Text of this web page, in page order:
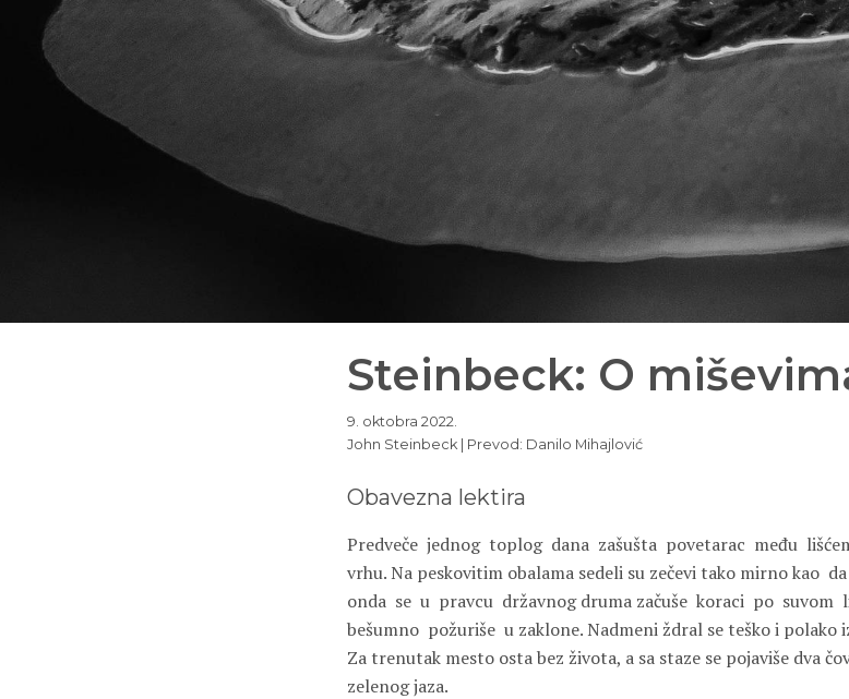
Steinbeck: O
9. oktobra 2022.
John Steinbeck | Prevod: Danilo Mihajlović
Obavezna lektira
Predveče jednog toplog dana zašušta povetarac među
vrhu. Na peskovitim obalama sedeli su zečevi tako mirno kao
onda se u pravcu državnog druma začuše koraci po suvom
bešumno požuriše u zaklone. Nadmeni ždral se teško i
Za trenutak mesto osta bez života, a sa staze se pojaviše dva
zelenog jaza.